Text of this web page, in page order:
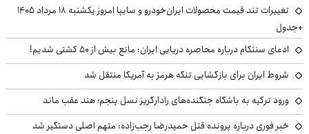
تغییرات تند قیمت محصولات ایران‌خودرو و سایپا امروز یکشنبه ۱۸ مرداد ۱۴۰۵
+جدول
ادعای سنتکام درباره محاصره دریایی ایران: مانع بیش از ۵۰ کشتی شدیم!
شروط ایران برای بازگشایی تنگه هرمز به آمریکا منتقل شد
ورود ترکیه به باشگاه جنگنده‌های رادارگریز نسل پنجم؛ هند عقب ماند
خبر فوری درباره پرونده قتل حمیدرضا رجب‌زاده: متهم اصلی دستگیر شد